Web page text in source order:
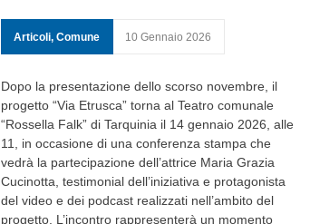
Articoli, Comune 10 Gennaio 2026
Dopo la presentazione dello scorso novembre, il
progetto “Via Etrusca” torna al Teatro comunale
“Rossella Falk” di Tarquinia il 14 gennaio 2026, alle
11, in occasione di una conferenza stampa che
vedrà la partecipazione dell’attrice Maria Grazia
Cucinotta, testimonial dell’iniziativa e protagonista
del video e dei podcast realizzati nell’ambito del
progetto. L’incontro rappresenterà un momento